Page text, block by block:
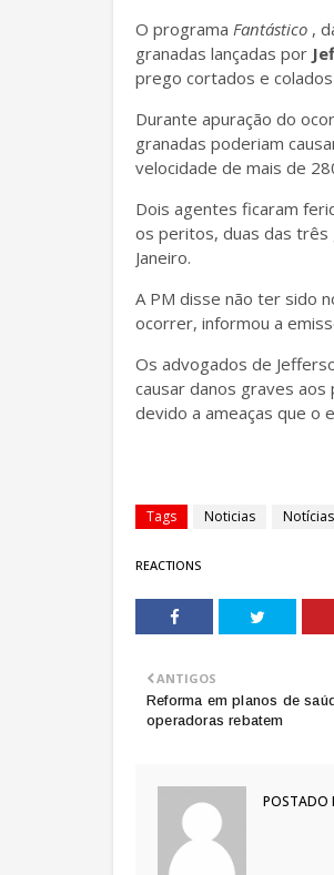
O programa Fantástico ,
granadas lançadas por
prego cortados e
Durante apuração do
granadas poderiam
velocidade de mais de
Dois agentes ficaram
os peritos, duas das três
Janeiro.
A PM disse não ter sido
ocorrer, informou a
Os advogados de
causar danos graves
devido a ameaças que o
Tags Noticias Notícias
REACTIONS
ANTIGOS
Reforma em planos de
operadoras rebatem
POSTADO